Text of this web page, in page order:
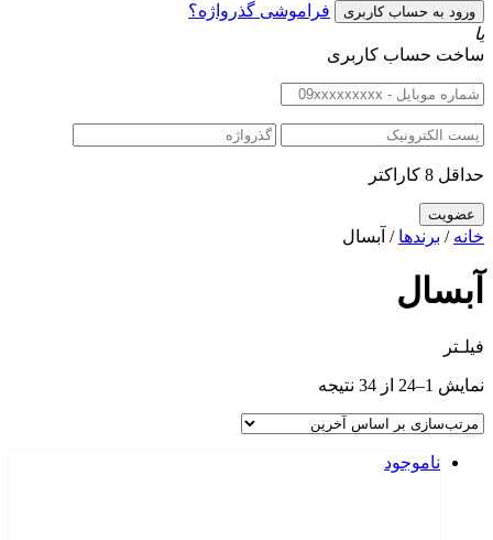
فراموشی گذرواژه؟
یا
ساخت حساب کاربری
حداقل 8 کاراکتر
خانه / برندها / آبسال
آبسال
فیلـتر
نمایش 1–24 از 34 نتیجه
ناموجود